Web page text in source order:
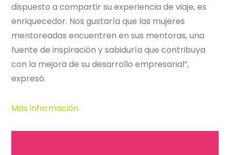
dispuesto a compartir su experiencia de viaje, es
enriquecedor. Nos gustaría que las mujeres
mentoreadas encuentren en sus mentoras, una
fuente de inspiración y sabiduría que contribuya
con la mejora de su desarrollo empresarial”,
expresó.
Más información